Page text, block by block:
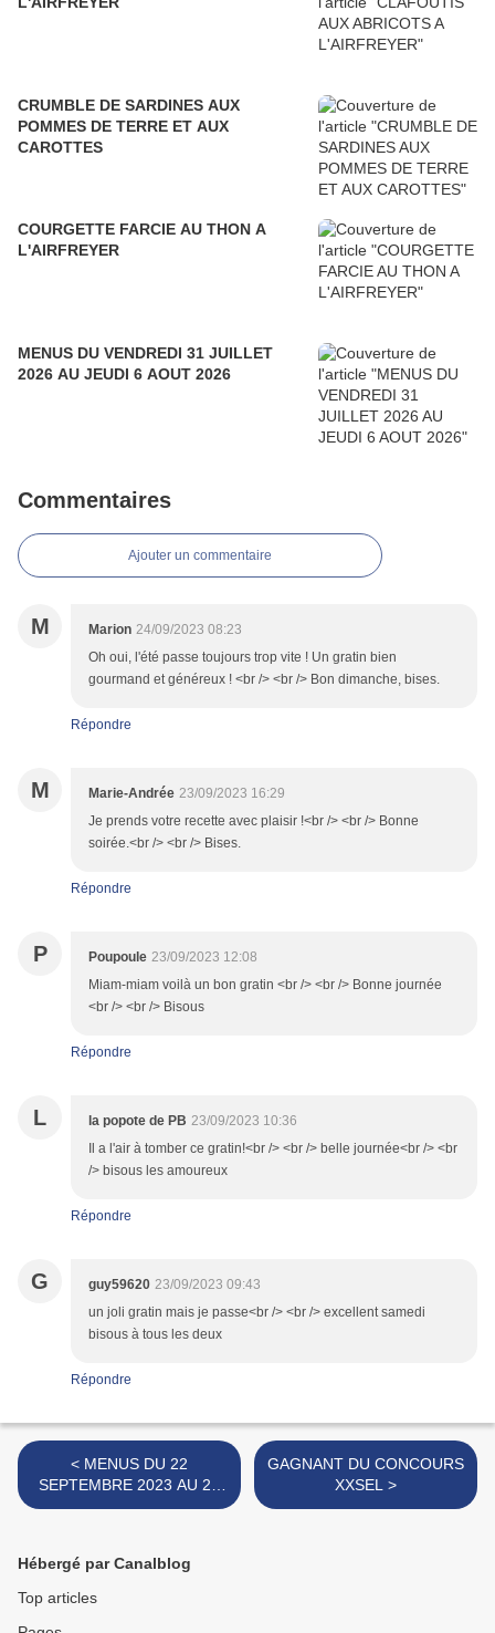
CRUMBLE DE SARDINES AUX
POMMES DE TERRE ET AUX
CAROTTES
COURGETTE FARCIE AU THON A
L'AIRFREYER
MENUS DU VENDREDI 31 JUILLET
2026 AU JEUDI 6 AOUT 2026
Commentaires
Ajouter un commentaire
M Marion 24/09/2023 08:23
Oh oui, l'été passe toujours trop vite ! Un gratin bien
gourmand et généreux ! <br /> <br /> Bon dimanche, bises.
Répondre
M Marie-Andrée 23/09/2023 16:29
Je prends votre recette avec plaisir !<br /> <br /> Bonne
soirée.<br /> <br /> Bises.
Répondre
P Poupoule 23/09/2023 12:08
Miam-miam voilà un bon gratin <br /> <br /> Bonne journée
<br /> <br /> Bisous
Répondre
L la popote de PB 23/09/2023 10:36
Il a l'air à tomber ce gratin!<br /> <br /> belle journée<br /> <br
/> bisous les amoureux
Répondre
G guy59620 23/09/2023 09:43
un joli gratin mais je passe<br /> <br /> excellent samedi
bisous à tous les deux
Répondre
< MENUS DU 22
SEPTEMBRE 2023 AU 28
SEPTEMBRE 2023
GAGNANT DU CONCOURS
XXSEL >
Hébergé par Canalblog
Top articles